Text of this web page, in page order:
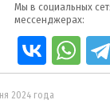
Мы в социальных
мессенджерах:
2024 года